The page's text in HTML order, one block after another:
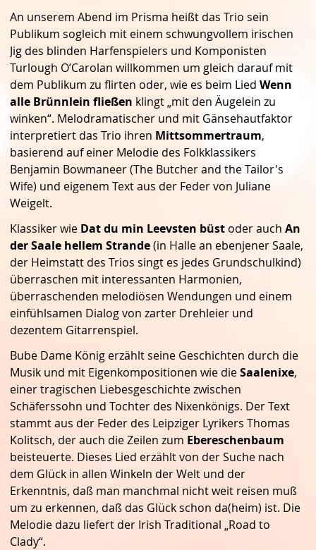
An unserem Abend im Prisma heißt das Trio sein
Publikum sogleich mit einem schwungvollem irischen
Jig des blinden Harfenspielers und Komponisten
Turlough O’Carolan willkommen um gleich darauf mit
dem Publikum zu flirten oder, wie es beim Lied Wenn
alle Brünnlein fließen klingt „mit den Äugelein zu
winken“. Melodramatischer und mit Gänsehautfaktor
interpretiert das Trio ihren Mittsommertraum,
basierend auf einer Melodie des Folkklassikers
Benjamin Bowmaneer (The Butcher and the Tailor's
Wife) und eigenem Text aus der Feder von Juliane
Weigelt.
Klassiker wie Dat du min Leevsten büst oder auch An
der Saale hellem Strande(in Halle an ebenjener Saale,
der Heimstatt des Trios singt es jedes Grundschulkind)
überraschen mit interessanten Harmonien,
überraschenden melodiösen Wendungen und einem
einfühlsamen Dialog von zarter Drehleier und
dezentem Gitarrenspiel.
Bube Dame König erzählt seine Geschichten durch die
Musik und mit Eigenkompositionen wie dieSaalenixe,
einer tragischen Liebesgeschichte zwischen
Schäferssohn und Tochter des Nixenkönigs. Der Text
stammt aus der Feder des Leipziger Lyrikers Thomas
Kolitsch, der auch die Zeilen zum Ebereschenbaum
beisteuerte. Dieses Lied erzählt von der Suche nach
dem Glück in allen Winkeln der Welt und der
Erkenntnis, daß man manchmal nicht weit reisen muß
um zu erkennen, daß das Glück schon da(heim) ist. Die
Melodie dazu liefert der Irish Traditional „Road to
Clady“.